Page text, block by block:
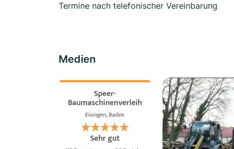
Termine nach telefonischer Vereinbarung
Medien